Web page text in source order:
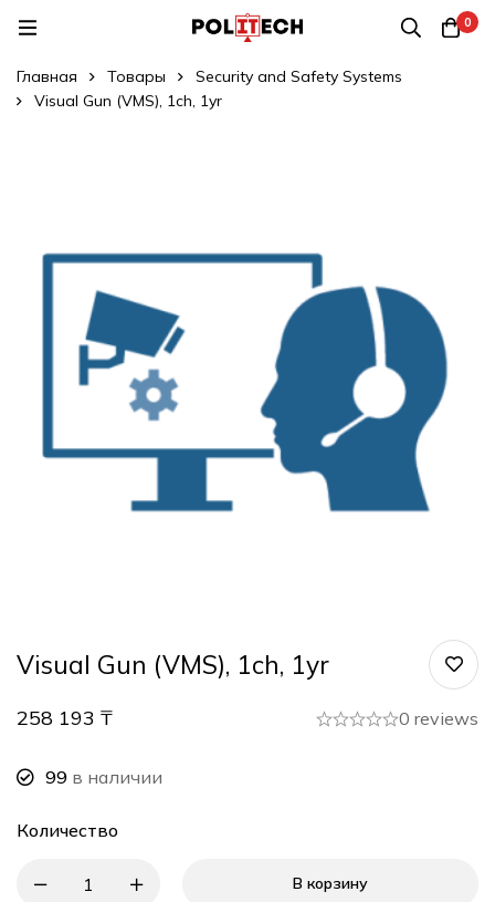
0
Главная Товары
Security and Safety Systems
Visual Gun (VMS), 1ch, 1yr
Visual Gun (VMS), 1ch, 1yr
258 193 ₸ 0 reviews
99 в наличии
Количество
В корзину